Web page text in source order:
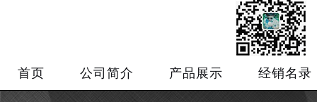
首页 公司简介 产品展示 经销名录